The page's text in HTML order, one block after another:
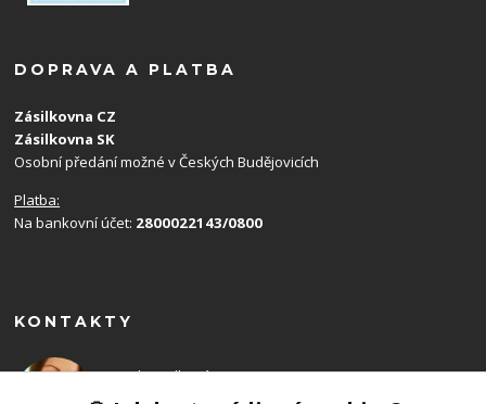
DOPRAVA A PLATBA
Zásilkovna CZ
Zásilkovna SK
Osobní předání možné v Českých Budějovicích
Platba:
Na bankovní účet: 2800022143/0800
KONTAKTY
Monika Balková
+420 602 715 192